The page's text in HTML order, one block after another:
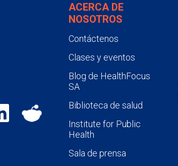
ACERCA DE
NOSOTROS
Contáctenos
Clases y eventos
Blog de HealthFocus
SA
Biblioteca de salud
Institute for Public
Health
Sala de prensa